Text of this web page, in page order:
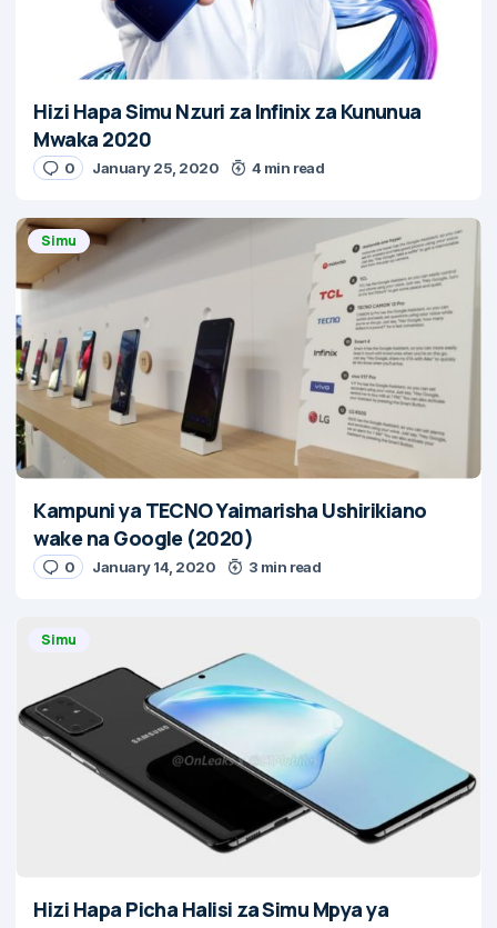
Hizi Hapa Simu Nzuri za Infinix za Kununua
Mwaka 2020
0 January 25, 2020 4 min read
Simu
Kampuni ya TECNO Yaimarisha Ushirikiano
wake na Google (2020)
0 January 14, 2020 3 min read
Simu
Hizi Hapa Picha Halisi za Simu Mpya ya